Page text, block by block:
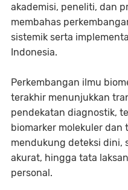
akademisi, peneliti, dan
membahas
sistemik serta
Indonesia.
Perkembangan ilmu
terakhir menunjukkan
pendekatan diagnostik,
biomarker molekuler dan
mendukung deteksi dini,
akurat, hingga tata
personal.